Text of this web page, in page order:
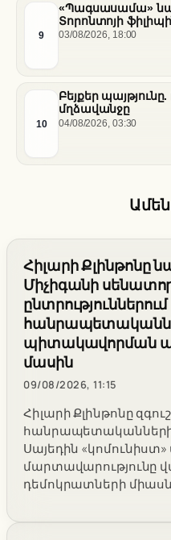
9
«Պագսասամա»
Տորոնտոյի
03/08/2026, 18:00
10
Բեյքեր
մղձավանջը
04/08/2026, 03:30
Հիլարի Քլինթոնը
Միչիգանի
ընտրություններում
պիտակավորման
մասին
09/08/2026, 11:15
Հիլարի Քլինթոնը
հանրապետականների
Սայեդին
մարտավարությունը
դեմոկրատների